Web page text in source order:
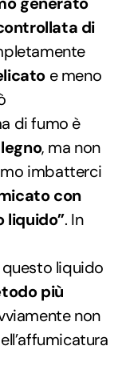
di
e meno
di fumo è
, ma non
imbatterci
con
liquido”. In
liquido
più
non